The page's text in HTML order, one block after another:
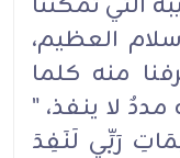
العظيم،
منه كلما
لا ينفذ، "
رَبِّي لَنَفِدَ